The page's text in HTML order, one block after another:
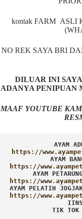
kontak FARM ASLI
NO REK SAYA BRI
DILUAR INI
ADANYA PENIPUAN
MAAF YOUTUBE
AYAM
AYAM
AYAM
AYAM PELATIH
TIK